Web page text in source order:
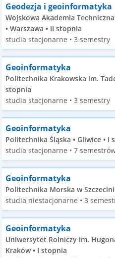
Geodezja i geoinformatyka
Wojskowa Akademia
• Warszawa • II stopnia
studia stacjonarne • 3 semestry
Geoinformatyka
Politechnika Krakowska im.
stopnia
studia stacjonarne • 3 semestry
Geoinformatyka
Politechnika Śląska • Gliwice • I
studia stacjonarne • 7
Geoinformatyka
Politechnika Morska w
studia niestacjonarne • 3
Geoinformatyka
Uniwersytet Rolniczy im.
Kraków • I stopnia